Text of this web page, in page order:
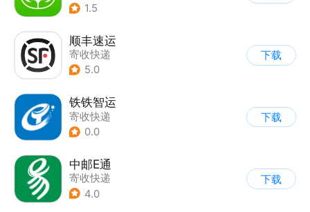
1.5
顺丰速运
寄收快递
5.0
下载
铁铁智运
寄收快递
0.0
下载
中邮E通
寄收快递
4.0
下载